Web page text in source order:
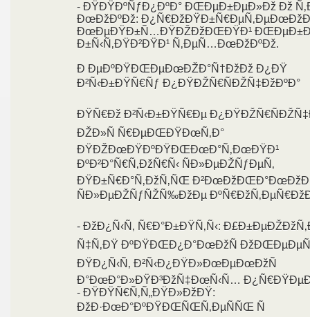
- ÐŸÐŸÐºÑƒÐ¿ÐºÐ° ÐŒÐµÐ±ÐµÐ»Ðž Ðž
ÐœÐžÐºÐž:
ÐœÐµÐŸÐ±Ñ…ÐŸÐŽÐžÐŒÐŸÐ¹
Ð±Ñ‹Ñ‚ÐŸÐ²ÐŸÐ¹ Ñ‚ÐµÑ…ÐœÐžÐºÐž.
Ð ÐµÐºÐŸÐŒÐµÐœÐŽÐ°Ñ†ÐžÐž Ð¿ÐŸ
Ð²Ñ‹Ð±ÐŸÑ€Ñƒ Ð¿ÐŸÐŽÑ€ÑÐŽÑ‡ÐžÐºÐ°
ÐŸÑ€Ðž Ð²Ñ‹Ð±ÐŸÑ€Ðµ
ÐŽÐ»Ñ Ñ€ÐµÐŒÐŸÐœÑ‚Ð°
ÐŸÐŽÐœÐŸÐºÐŸÐŒÐœÐ°Ñ‚ÐœÐŸÐ¹
ÐºÐ²Ð°Ñ€Ñ‚ÐžÑ€Ñ‹ ÑÐ»ÐµÐŽÑƒÐµÑ‚
ÐŸÐ±Ñ€Ð°Ñ‚ÐžÑ‚ÑŒ
ÑÐ»ÐµÐŽÑƒÑŽÑ‰ÐžÐµ
- ÐžÐ¿Ñ‹Ñ‚ Ñ€Ð°Ð±ÐŸÑ‚Ñ‹:
Ñ‡Ñ‚ÐŸ ÐºÐŸÐŒÐ¿Ð°ÐœÐžÑ
ÐŸÐ¿Ñ‹Ñ‚ Ð²Ñ‹Ð¿ÐŸÐ»ÐœÐµÐœÐžÑ
Ð°ÐœÐ°Ð»ÐŸÐ³ÐžÑ‡ÐœÑ‹Ñ…
- ÐŸÐŸÑ€Ñ‚Ñ„ÐŸÐ»ÐžÐŸ:
ÐžÐ·ÐœÐ°ÐºÐŸÐŒÑŒÑ‚ÐµÑÑŒ Ñ